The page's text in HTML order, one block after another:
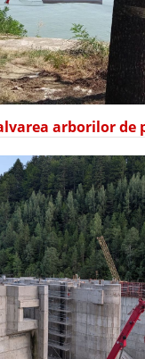
arborilor de